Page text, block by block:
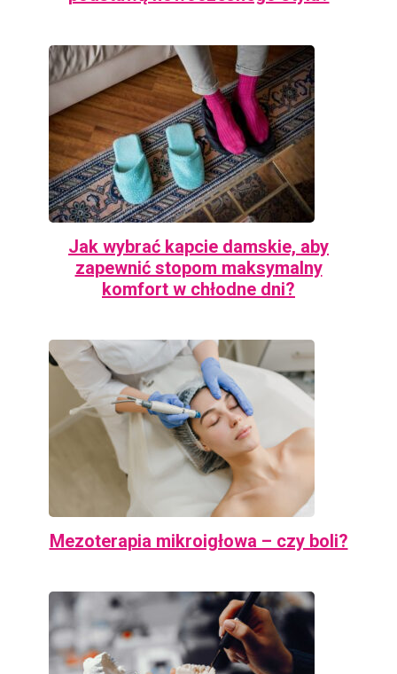
Jak wybrać kapcie damskie, aby
zapewnić stopom maksymalny
komfort w chłodne dni?
Mezoterapia mikroigłowa – czy boli?